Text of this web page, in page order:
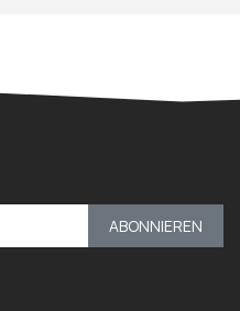
ABONNIEREN